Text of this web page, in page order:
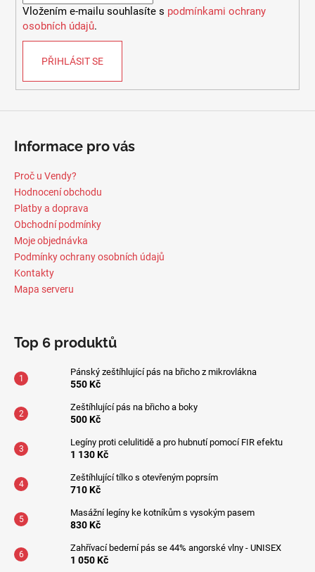
Vložením e-mailu souhlasíte s podmínkami ochrany
osobních údajů.
PŘIHLÁSIT SE
Informace pro vás
Proč u Vendy?
Hodnocení obchodu
Platby a doprava
Obchodní podmínky
Moje objednávka
Podmínky ochrany osobních údajů
Kontakty
Mapa serveru
Top 6 produktů
Pánský zeštíhlující pás na břicho z mikrovlákna
550 Kč
Zeštíhlující pás na břicho a boky
500 Kč
Legíny proti celulitidě a pro hubnutí pomocí FIR efektu
1 130 Kč
Zeštíhlující tílko s otevřeným poprsím
710 Kč
Masážní legíny ke kotníkům s vysokým pasem
830 Kč
Zahřívací bederní pás se 44% angorské vlny - UNISEX
1 050 Kč